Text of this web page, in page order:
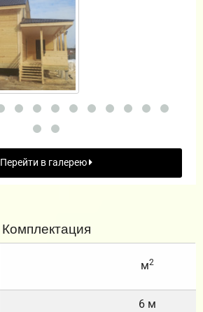
Перейти в галерею
Комплектация
м2
6 м